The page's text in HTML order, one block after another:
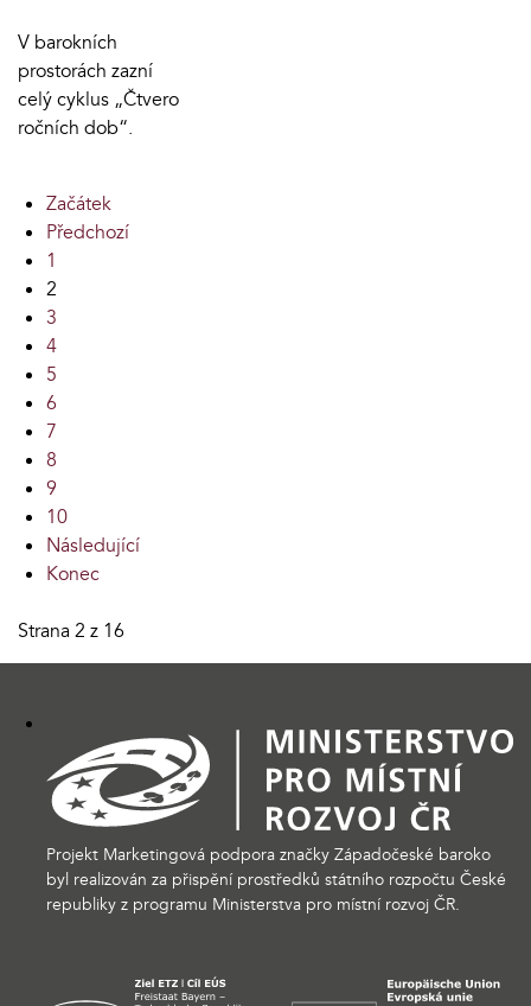
V barokních
prostorách zazní
celý cyklus „Čtvero
ročních dob“.
Začátek
Předchozí
1
2
3
4
5
6
7
8
9
10
Následující
Konec
Strana 2 z 16
Projekt Marketingová podpora značky Západočeské baroko
byl realizován za přispění prostředků státního rozpočtu České
republiky z programu Ministerstva pro místní rozvoj ČR.